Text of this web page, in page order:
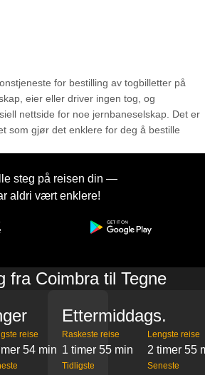
for bestilling av togbilletter på
eier eller driver ingen tog, og
nettside for noe jernbaneselskap. Det er
som gjør det enklere for deg å bestille
steg på reisen din —
aldri vært enklere!
fra Coimbra til Tegne
reise
54 min
Ettermiddags.
Raskeste reise
1 timer 55 min
Lengste reise
2 timer 55
Tidligste Seneste